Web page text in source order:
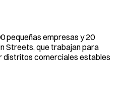
pequeñas empresas y 20
Streets, que trabajan para
distritos comerciales estables